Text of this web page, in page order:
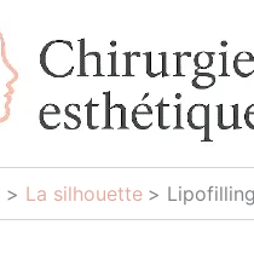
La silhouette